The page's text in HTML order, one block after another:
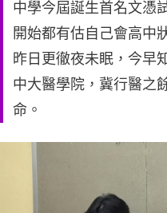
中學今屆誕生首名文憑
開始都有估自己會高中
昨日更徹夜未眠，今早
中大醫學院，冀行醫之
命。